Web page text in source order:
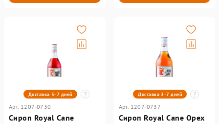
Доставка 3-7 дней
Арт. 1207-0730
Сироп Royal Cane
Доставка 3-7 дней
Арт. 1207-0737
Сироп Royal Cane Орех